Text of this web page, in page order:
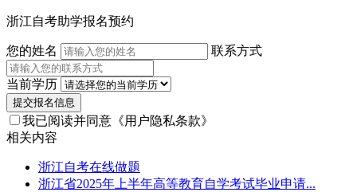
浙江自考助学报名预约
您的姓名 联系方式
当前学历
提交报名信息
我已阅读并同意 《用户隐私条款》
相关内容
浙江自考在线做题
浙江省2025年上半年高等教育自学考试毕业申请...